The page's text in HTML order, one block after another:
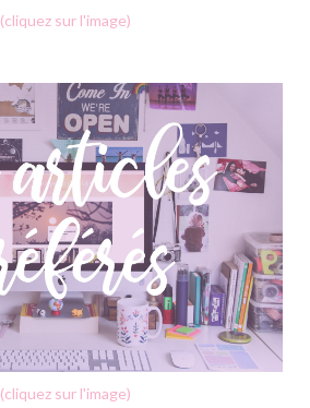
(cliquez sur l'image)
(cliquez sur l'image)